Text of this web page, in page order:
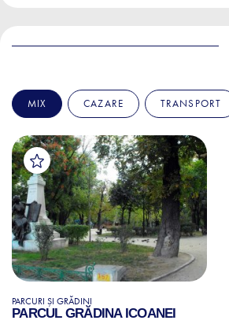
MIX CAZARE TRANSPORT
PARCURI ȘI GRĂDINI
PARCUL GRĂDINA ICOANEI